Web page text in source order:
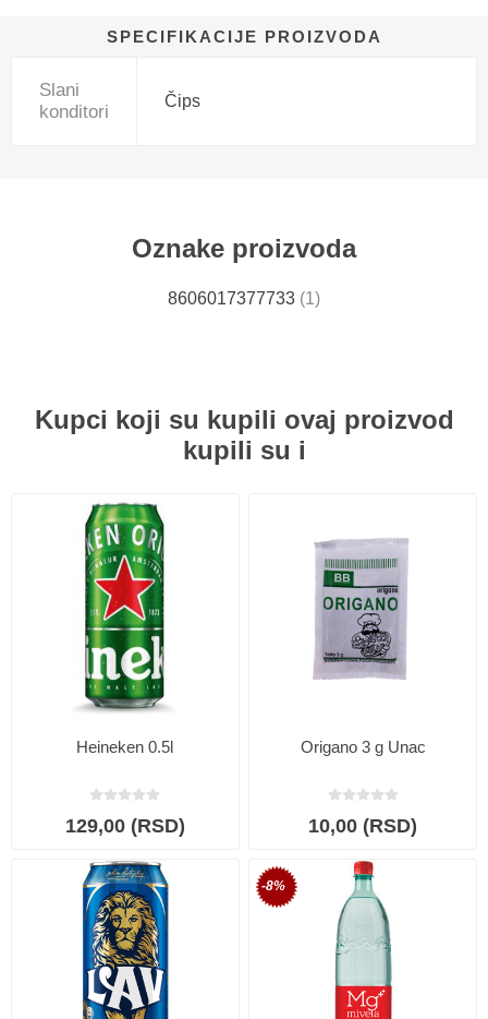
SPECIFIKACIJE PROIZVODA
Slani
konditori
Čips
Oznake proizvoda
8606017377733 (1)
Kupci koji su kupili ovaj proizvod
kupili su i
Heineken 0.5l
129,00 (RSD)
Origano 3 g Unac
10,00 (RSD)
-8%